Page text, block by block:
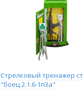
Стрелковый тренажер
"боец 2.1.6-1п3а"